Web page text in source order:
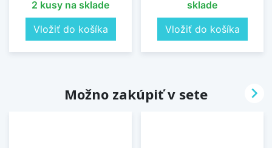
2 kusy na sklade
Vložiť do košíka
sklade
Vložiť do košíka
Možno zakúpiť v sete 